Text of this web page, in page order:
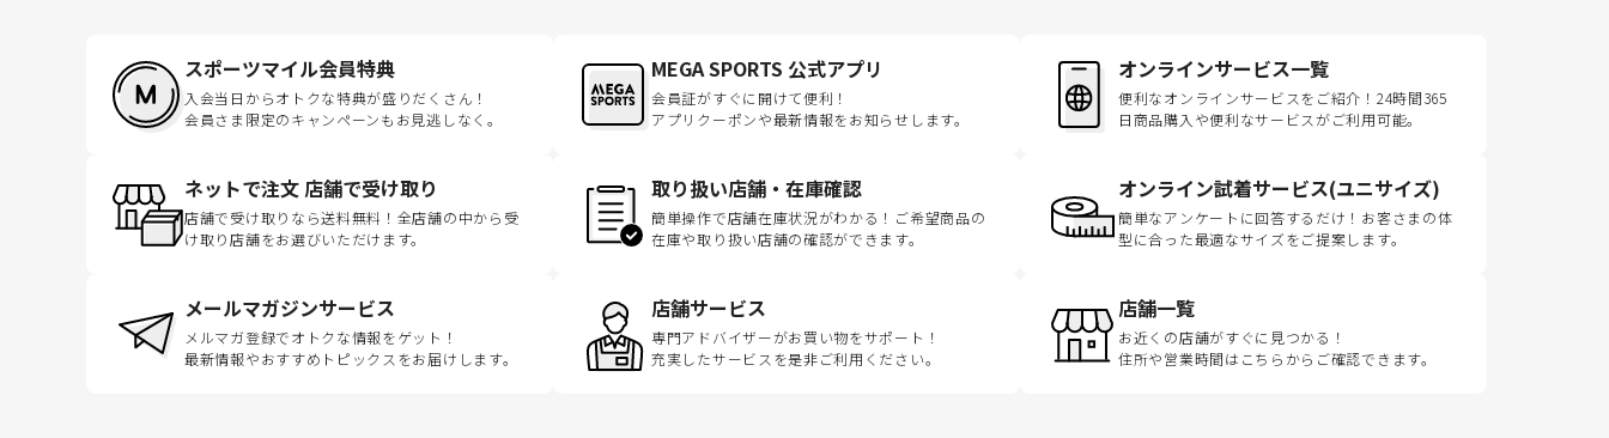
スポーツマイル会員特典
入会当日からオトクな特典が盛りだくさん！
会員さま限定のキャンペーンもお見逃しなく。
MEGA SPORTS 公式アプリ
会員証がすぐに開けて便利！
アプリクーポンや最新情報をお知らせします。
オンラインサービス一覧
便利なオンラインサービスをご紹介！24時間365
日商品購入や便利なサービスがご利用可能。
ネットで注文 店舗で受け取り
店舗で受け取りなら送料無料！全店舗の中から受
け取り店舗をお選びいただけます。
取り扱い店舗・在庫確認
簡単操作で店舗在庫状況がわかる！ご希望商品の
在庫や取り扱い店舗の確認ができます。
オンライン試着サービス(ユニサイズ)
簡単なアンケートに回答するだけ！お客さまの体
型に合った最適なサイズをご提案します。
メールマガジンサービス
メルマガ登録でオトクな情報をゲット！
最新情報やおすすめトピックスをお届けします。
店舗サービス
専門アドバイザーがお買い物をサポート！
充実したサービスを是非ご利用ください。
店舗一覧
お近くの店舗がすぐに見つかる！
住所や営業時間はこちらからご確認できます。